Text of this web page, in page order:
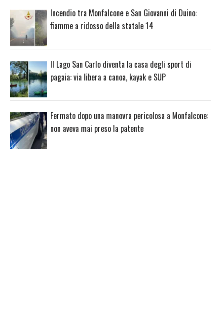
Incendio tra Monfalcone e San Giovanni di Duino:
fiamme a ridosso della statale 14
Il Lago San Carlo diventa la casa degli sport di
pagaia: via libera a canoa, kayak e SUP
Fermato dopo una manovra pericolosa a Monfalcone:
non aveva mai preso la patente